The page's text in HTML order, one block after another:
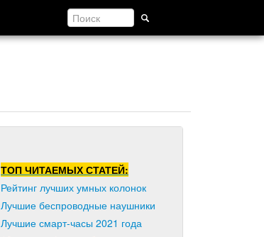
ТОП ЧИТАЕМЫХ СТАТЕЙ:
Рейтинг лучших умных колонок
Лучшие беспроводные наушники
Лучшие смарт-часы 2021 года